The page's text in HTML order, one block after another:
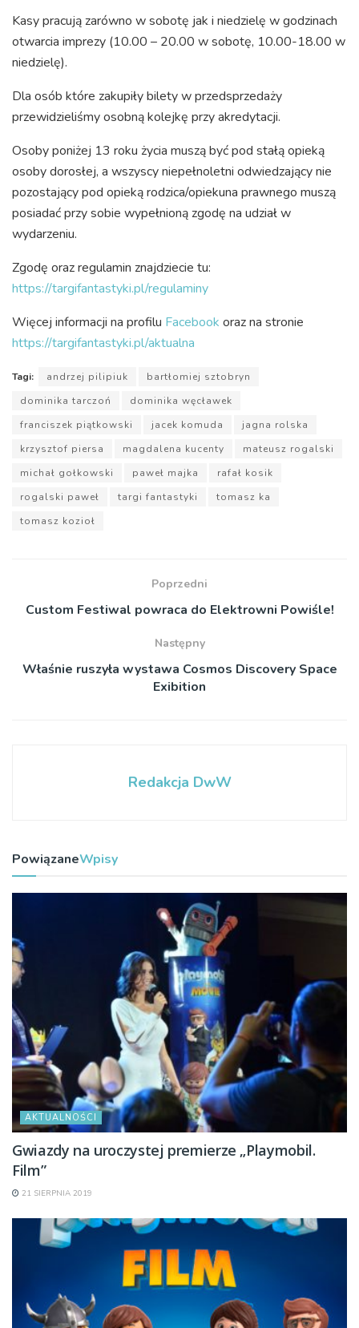
Kasy pracują zarówno w sobotę jak i niedzielę w godzinach
otwarcia imprezy (10.00 – 20.00 w sobotę, 10.00-18.00 w
niedzielę).
Dla osób które zakupiły bilety w przedsprzedaży
przewidzieliśmy osobną kolejkę przy akredytacji.
Osoby poniżej 13 roku życia muszą być pod stałą opieką
osoby dorosłej, a wszyscy niepełnoletni odwiedzający nie
pozostający pod opieką rodzica/opiekuna prawnego muszą
posiadać przy sobie wypełnioną zgodę na udział w
wydarzeniu.
Zgodę oraz regulamin znajdziecie tu:
https://targifantastyki.pl/regulaminy
Więcej informacji na profilu Facebook oraz na stronie
https://targifantastyki.pl/aktualna
Tagi: andrzej pilipiuk
bartłomiej sztobryn
dominika tarczoń
dominika węcławek
franciszek piątkowski
jacek komuda
jagna rolska
krzysztof piersa
magdalena kucenty
mateusz rogalski
michał gołkowski
paweł majka
rafał kosik
rogalski paweł
targi fantastyki
tomasz ka
tomasz kozioł
Poprzedni
Custom Festiwal powraca do Elektrowni Powiśle!
Następny
Właśnie ruszyła wystawa Cosmos Discovery Space
Exibition
Redakcja DwW
PowiązaneWpisy
AKTUALNOŚCI
Gwiazdy na uroczystej premierze „Playmobil.
Film”
21 SIERPNIA 2019